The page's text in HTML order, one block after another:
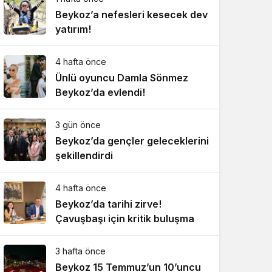
Beykoz’a nefesleri kesecek dev
yatırım!
4 hafta önce
Ünlü oyuncu Damla Sönmez
Beykoz’da evlendi!
3 gün önce
Beykoz’da gençler geleceklerini
şekillendirdi
4 hafta önce
Beykoz’da tarihi zirve!
Çavuşbaşı için kritik buluşma
3 hafta önce
Beykoz 15 Temmuz’un 10’uncu